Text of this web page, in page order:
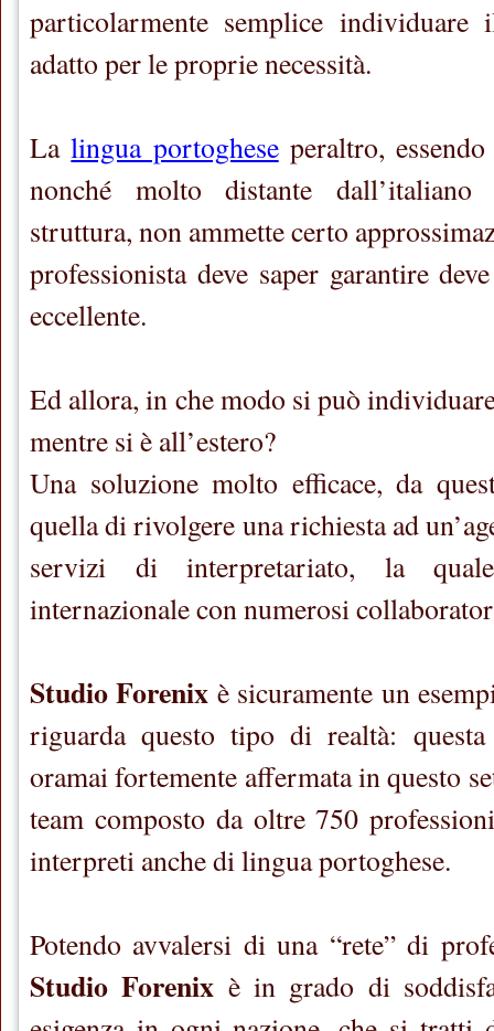
particolarmente semplice individuare
adatto per le proprie necessità.
Lalingua portogheseperaltro,
nonché molto distante
struttura, non ammette certo
professionista deve saper garantire
eccellente.
Ed allora, in che modo si può
mentre si è all’estero?
Una soluzione molto efficace, da
quella di rivolgere una richiesta ad
servizi di interpretariato, la
internazionale con numerosi
Studio Forenix è sicuramente un
riguarda questo tipo di realtà: questa
oramai fortemente affermata in questo
team composto da oltre 750
interpreti anche di lingua portoghese.
Potendo avvalersi di una “rete” di
Studio Forenix è in grado di